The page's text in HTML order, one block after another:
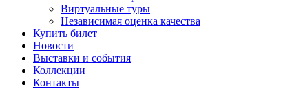
Виртуальные туры
Независимая оценка качества
Купить билет
Новости
Выставки и события
Коллекции
Контакты